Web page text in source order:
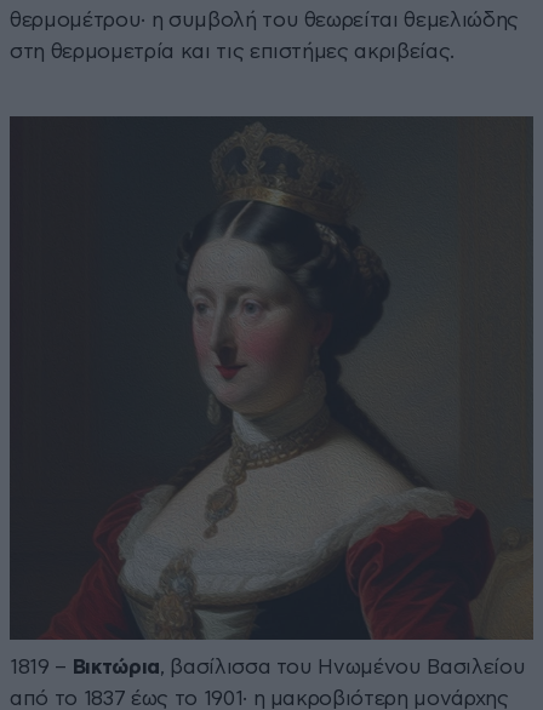
θερμομέτρου· η συμβολή του θεωρείται θεμελιώδης
στη θερμομετρία και τις επιστήμες ακριβείας.
1819 – Βικτώρια, βασίλισσα του Ηνωμένου Βασιλείου
από το 1837 έως το 1901· η μακροβιότερη μονάρχης